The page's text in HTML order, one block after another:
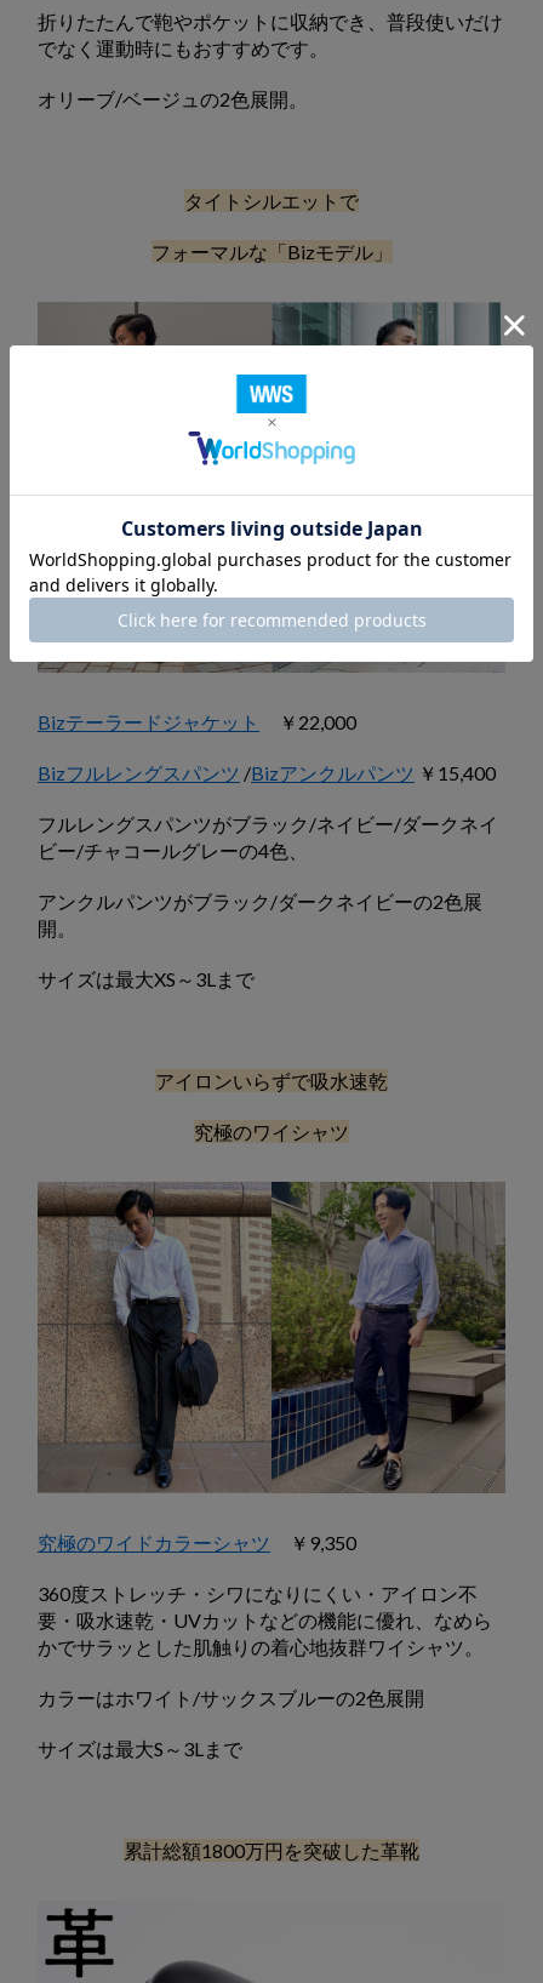
折りたたんで鞄やポケットに収納でき、普段使いだけ
でなく運動時にもおすすめです。
オリーブ/ベージュの2色展開。
タイトシルエットで
フォーマルな「Bizモデル」
Bizテーラードジャケット ￥22,000
Bizフルレングスパンツ /Bizアンクルパンツ ￥15,400
フルレングスパンツがブラック/ネイビー/ダークネイ
ビー/チャコールグレーの4色、
アンクルパンツがブラック/ダークネイビーの2色展
開。
サイズは最大XS～3Lまで
アイロンいらずで吸水速乾
究極のワイシャツ
究極のワイドカラーシャツ ￥9,350
360度ストレッチ・シワになりにくい・アイロン不
要・吸水速乾・UVカットなどの機能に優れ、なめら
かでサラッとした肌触りの着心地抜群ワイシャツ。
カラーはホワイト/サックスブルーの2色展開
サイズは最大S～3Lまで
累計総額1800万円を突破した革靴